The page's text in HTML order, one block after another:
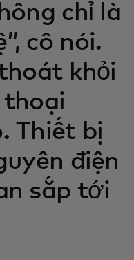
chỉ là
cô nói.
khỏi
thoại
Thiết bị
điện
sắp tới